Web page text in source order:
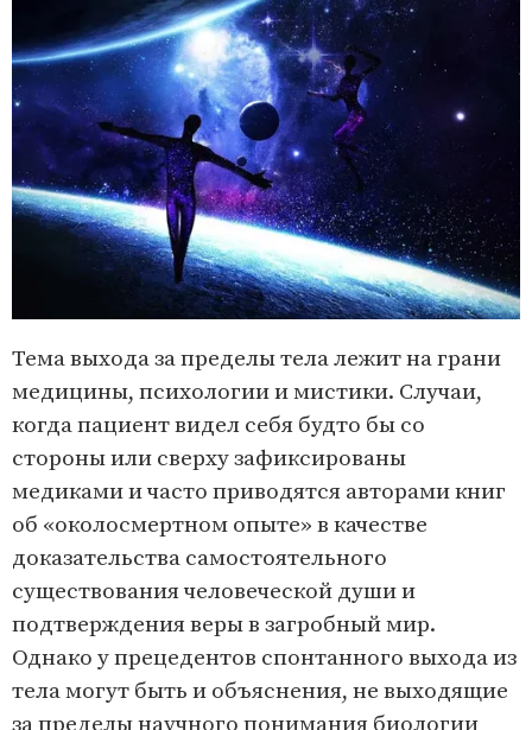
Тема выхода за пределы тела лежит на грани
медицины, психологии и мистики. Случаи,
когда пациент видел себя будто бы со
стороны или сверху зафиксированы
медиками и часто приводятся авторами книг
об «околосмертном опыте» в качестве
доказательства самостоятельного
существования человеческой души и
подтверждения веры в загробный мир.
Однако у прецедентов спонтанного выхода из
тела могут быть и объяснения, не выходящие